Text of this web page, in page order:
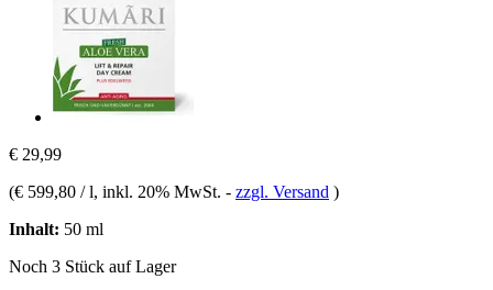
€ 29,99
(€ 599,80 / l, inkl. 20% MwSt. - zzgl. Versand )
Inhalt: 50 ml
Noch 3 Stück auf Lager